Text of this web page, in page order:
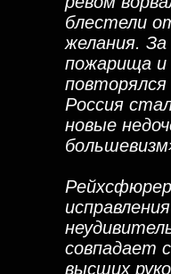
блестели
желания.
пожарища и
Россия
новые
совпадает
высших